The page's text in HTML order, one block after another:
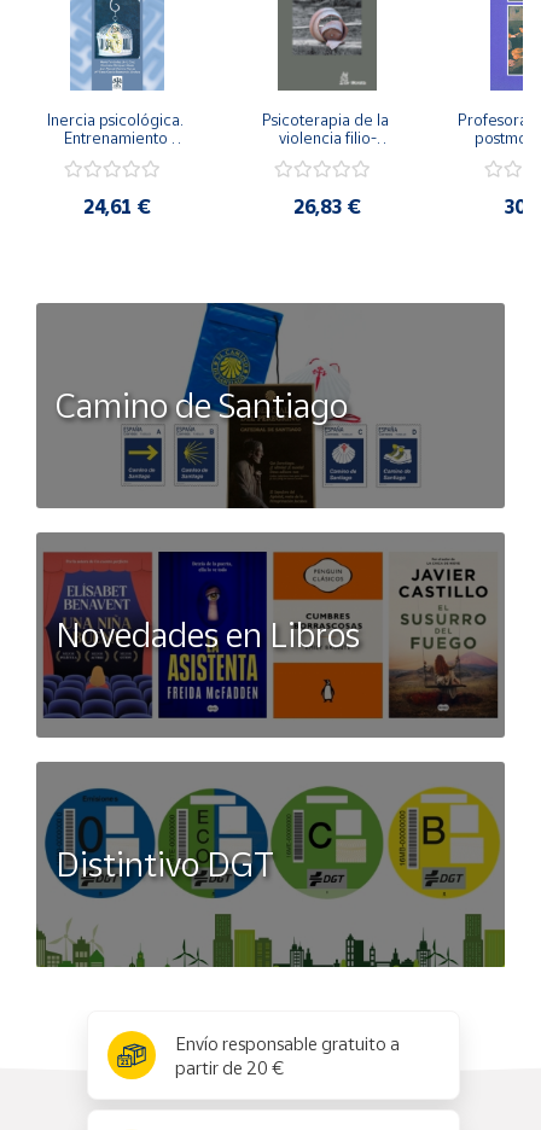
Inercia psicológica.
Entrenamiento
Igualdad de Género.
24,61 €
Psicoterapia de la
violencia filio-
secreto y la
26,83 €
Camino de Santiago
Novedades en Libros
Distintivo DGT
Envío responsable gratuito a
partir de 20 €